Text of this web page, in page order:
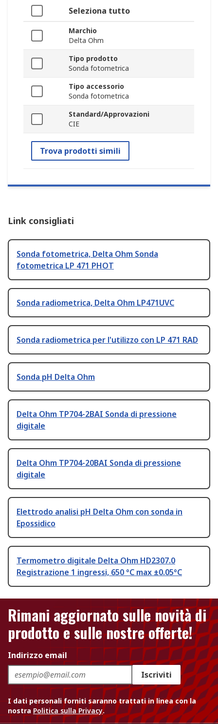
Seleziona tutto
Marchio
Delta Ohm
Tipo prodotto
Sonda fotometrica
Tipo accessorio
Sonda fotometrica
Standard/Approvazioni
CIE
Trova prodotti simili
Link consigliati
Sonda fotometrica, Delta Ohm Sonda
fotometrica LP 471 PHOT
Sonda radiometrica, Delta Ohm LP471UVC
Sonda radiometrica per l'utilizzo con LP 471 RAD
Sonda pH Delta Ohm
Delta Ohm TP704-2BAI Sonda di pressione
digitale
Delta Ohm TP704-20BAI Sonda di pressione
digitale
Elettrodo analisi pH Delta Ohm con sonda in
Epossidico
Termometro digitale Delta Ohm HD2307.0
Registrazione 1 ingressi, 650 °C max ±0.05°C
Rimani aggiornato sulle novità di
prodotto e sulle nostre offerte!
Indirizzo email
Iscriviti
I dati personali forniti saranno trattati in linea con la
nostra Politica sulla Privacy.